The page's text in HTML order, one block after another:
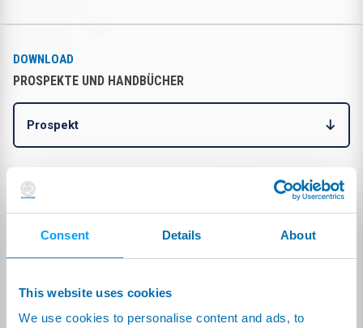
Consent Details About
This website uses cookies
We use cookies to personalise content and ads, to
DOWNLOAD
PROSPEKTE UND HANDBÜCHER
Prospekt
TCI:(415.68kB)
Japanisch
PRECISION GAUGING - Reference